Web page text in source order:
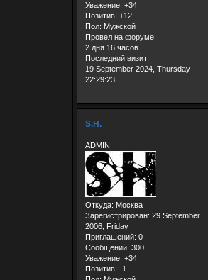
Уважение: +34
Позитив: +12
Пол: Мужской
Провел на форуме:
2 дня 16 часов
Последний визит:
19 September 2024, Thursday
22:29:23
S.H.
ADMIN
Откуда: Москва
Зарегистрирован: 29 September
2006, Friday
Приглашений: 0
Сообщений: 300
Уважение: +34
Позитив: -1